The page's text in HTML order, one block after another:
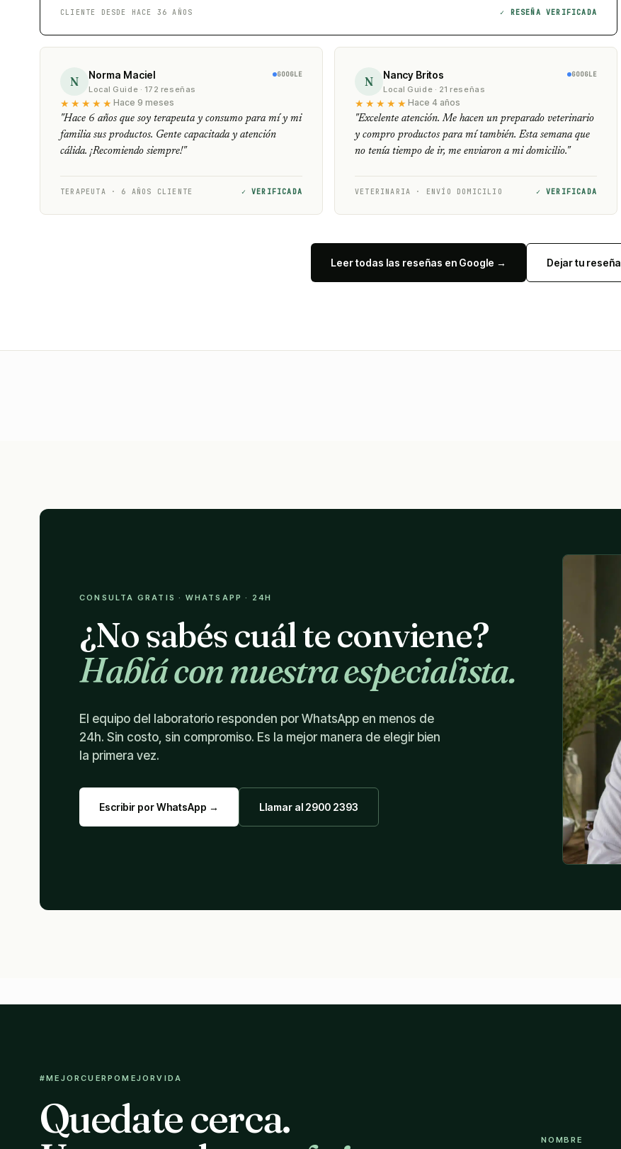
CLIENTE DESDE HACE 36 AÑOS ✓ RESEÑA VERIFICADA
N Norma Maciel
Local Guide · 172 reseñas
GOOGLE
★★★★★ Hace 9 meses
"Hace 6 años que soy terapeuta y consumo para mí y mi
familia sus productos. Gente capacitada y atención
cálida. ¡Recomiendo siempre!"
TERAPEUTA · 6 AÑOS CLIENTE ✓ VERIFICADA
N Nancy Britos
Local Guide · 21 reseñas
GOOGLE
★★★★★ Hace 4 años
"Excelente atención. Me hacen un preparado veterinario
y compro productos para mí también. Esta semana que
no tenía tiempo de ir, me enviaron a mi domicilio."
VETERINARIA · ENVÍO DOMICILIO ✓ VERIFICADA
Leer todas las reseñas en Google → Dejar tu reseña
CONSULTA GRATIS · WHATSAPP · 24H
¿No sabés cuál te conviene?
Hablá con nuestra especialista.
El equipo del laboratorio responden por WhatsApp en menos de
24h. Sin costo, sin compromiso. Es la mejor manera de elegir bien
la primera vez.
Escribir por WhatsApp → Llamar al 2900 2393
#MEJORCUERPOMEJORVIDA
Quedate cerca.
NOMBRE